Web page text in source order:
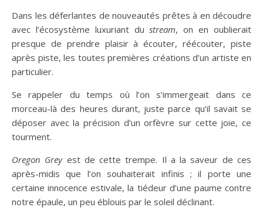
Dans les déferlantes de nouveautés prêtes à en découdre
avec l’écosystème luxuriant dustream, on en oublierait
presque de prendre plaisir à écouter, réécouter, piste
après piste, les toutes premières créations d’un artiste en
particulier.
Se rappeler du temps où l’on s’immergeait dans ce
morceau-là des heures durant, juste parce qu’il savait se
déposer avec la précision d’un orfèvre sur cette joie, ce
tourment.
Oregon Greyest de cette trempe. Il a la saveur de ces
après-midis que l’on souhaiterait infinis ; il porte une
certaine innocence estivale, la tiédeur d’une paume contre
notre épaule, un peu éblouis par le soleil déclinant.